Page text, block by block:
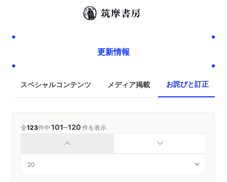
更新情報
スペシャルコンテンツ メディア掲載 お詫びと訂正
全123件中101─120件を表示